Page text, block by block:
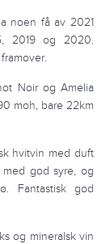
noen få av 2021
2019 og 2020.
Noir og Amelia
moh, bare 22km
hvitvin med duft
god syre, og
Fantastisk god
og mineralsk vin